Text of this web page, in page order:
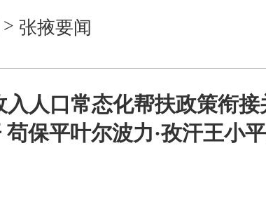
> 张掖要闻
人口常态化帮扶政策衔
苟保平叶尔波力·孜汗王小